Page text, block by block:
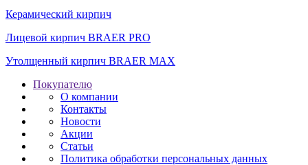
Керамический кирпич
Лицевой кирпич BRAER PRO
Утолщенный кирпич BRAER MAX
Покупателю
О компании
Контакты
Новости
Акции
Статьи
Политика обработки персональных данных